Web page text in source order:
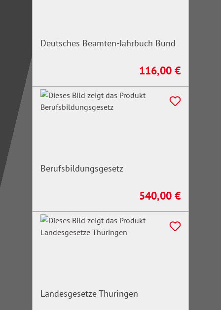
Deutsches Beamten-Jahrbuch Bund
Regulärer Preis:
116,00 €
Berufsbildungsgesetz
Regulärer Preis:
540,00 €
Landesgesetze Thüringen